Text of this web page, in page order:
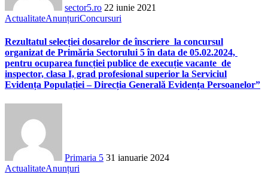
sector5.ro 22 iunie 2021
ActualitateAnunțuriConcursuri
Rezultatul selecției dosarelor de înscriere la concursul
organizat de Primăria Sectorului 5 în data de 05.02.2024,
pentru ocuparea funcției publice de execuție vacante de
inspector, clasa I, grad profesional superior la Serviciul
Evidența Populației – Direcția Generală Evidența Persoanelor”
Primaria 5 31 ianuarie 2024
ActualitateAnunțuri